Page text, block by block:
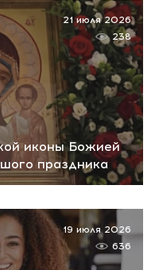
иконы Божией
праздника
21 июля 2026
238
19 июля 2026
636